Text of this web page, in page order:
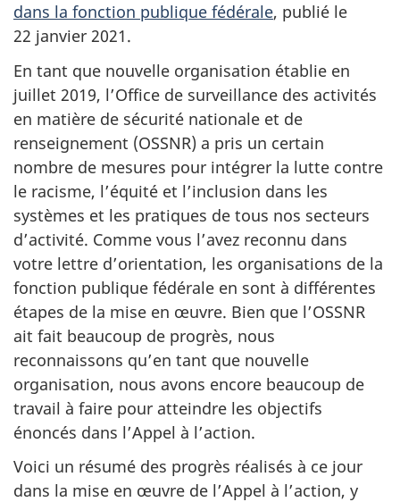
dans la fonction publique fédérale, publié le
22 janvier 2021.
En tant que nouvelle organisation établie en
juillet 2019, l’Office de surveillance des activités
en matière de sécurité nationale et de
renseignement (OSSNR) a pris un certain
nombre de mesures pour intégrer la lutte contre
le racisme, l’équité et l’inclusion dans les
systèmes et les pratiques de tous nos secteurs
d’activité. Comme vous l’avez reconnu dans
votre lettre d’orientation, les organisations de la
fonction publique fédérale en sont à différentes
étapes de la mise en œuvre. Bien que l’OSSNR
ait fait beaucoup de progrès, nous
reconnaissons qu’en tant que nouvelle
organisation, nous avons encore beaucoup de
travail à faire pour atteindre les objectifs
énoncés dans l’Appel à l’action.
Voici un résumé des progrès réalisés à ce jour
dans la mise en œuvre de l’Appel à l’action, y